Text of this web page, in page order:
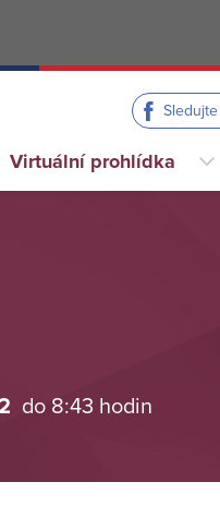
Virtuální prohlídka
do 8:43 hodin